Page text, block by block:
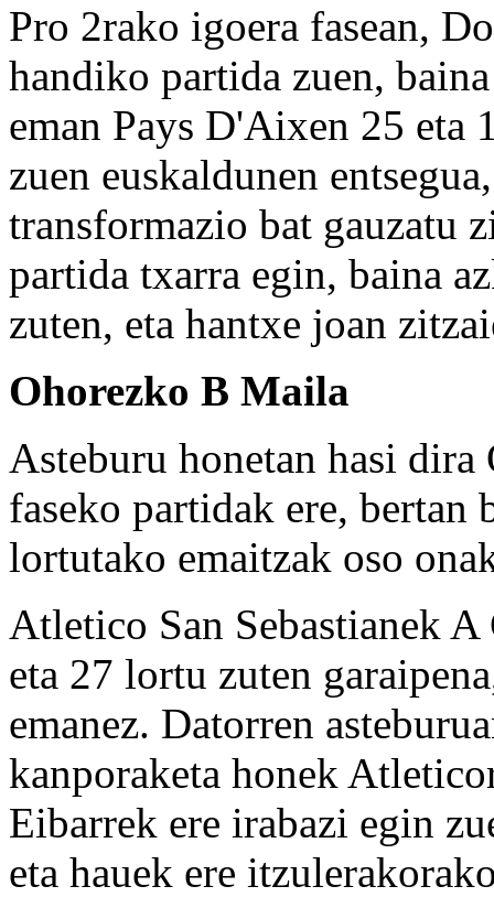
Pro 2rako igoera fasean,
handiko partida zuen,
eman Pays D'Aixen 25 eta
zuen euskaldunen
transformazio bat gauzatu
partida txarra egin, baina
zuten, eta hantxe joan
Ohorezko B Maila
Asteburu honetan hasi
faseko partidak ere, bertan
lortutako emaitzak oso
Atletico San Sebastianek
eta 27 lortu zuten
emanez. Datorren
kanporaketa honek
Eibarrek ere irabazi egin
eta hauek ere